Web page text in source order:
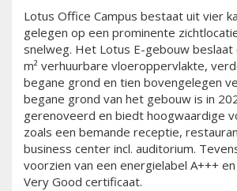
Lotus Office Campus bestaat uit vier
gelegen op een prominente
snelweg. Het Lotus E-gebouw
m² verhuurbare vloeroppervlakte,
begane grond en tien bovengelegen
begane grond van het gebouw is in
gerenoveerd en biedt hoogwaardige
zoals een bemande receptie,
business center incl. auditorium.
voorzien van een energielabel A+++
Very Good certificaat.